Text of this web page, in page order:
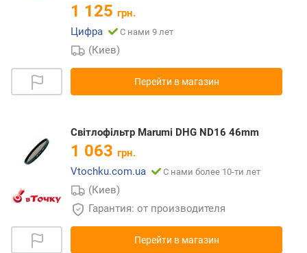
1 125 грн.
Цифра
С нами 9 лет
(Киев)
Перейти в магазин
Світлофільтр Marumi DHG ND16 46mm
1 063 грн.
Vtochku.com.ua
С нами более 10-ти лет
(Киев)
Гарантия: от производителя
Перейти в магазин